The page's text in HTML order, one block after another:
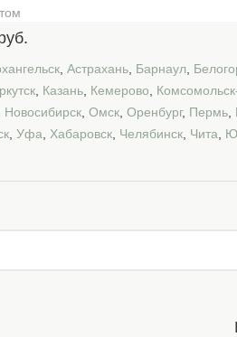
Астрахань Барнаул
Казань Кемерово
Новосибирск Омск Оренбург, Пермь
Уфа Хабаровск Челябинск Чита